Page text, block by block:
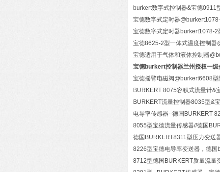
burkert数字式控制器&宝德0911
宝德数字式定时器
宝德数字式定时器burkert1078-2
宝德8625-2型一体式温度控制器
宝德适用于气体和液体控制器
宝德burkert控制器兰州授权一级
宝德摇臂电磁阀@burkert6608
BURKERT 8075容积式流量计&
BURKERT流量控制器8035型&
电导率传感器--德国BURKERT
8055型宝德流量传感器//德国
德国BURKERT8311型压力变送
8226型宝德电导率变送器，德国
8712型德国BURKERT质量流量